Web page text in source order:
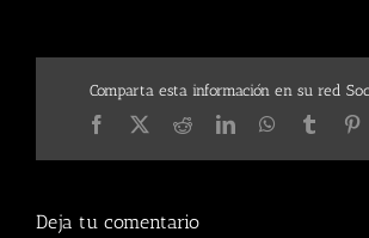
Comparta esta información en su red
Facebook
X RedditLinkedInWhatsApp
Tumblr
Deja tu comentario